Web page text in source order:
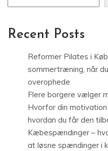
Recent Posts
Reformer Pilates i
sommertræning, når
overophede
Flere borgere vælger
Hvorfor din
hvordan du får den
Kæbespændinger –
at løsne spændinger i